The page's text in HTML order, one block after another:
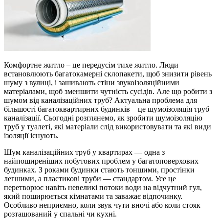
Комфортне житло – це передусім тихе житло. Люди
встановлюють багатокамерні склопакети, щоб знизити рівень
шуму з вулиці, і зашивають стіни звукоізоляційними
матеріалами, щоб зменшити чутність сусідів. Але що робити з
шумом від каналізаційних труб? Актуальна проблема для
більшості багатоквартирних будинків – це шумоізоляція труб
каналізації. Сьогодні розглянемо, як зробити шумоізоляцію
труб у туалеті, які матеріали слід використовувати та які види
ізоляції існують.
Шум каналізаційних труб у квартирах — одна з
найпоширеніших побутових проблем у багатоповерхових
будинках. З роками будинки стають тоншими, простінки
легшими, а пластикові труби — стандартом. Усе це
перетворює навіть невеликі потоки води на відчутний гул,
який поширюється кімнатами та заважає відпочинку.
Особливо неприємно, коли звук чути вночі або коли стояк
розташований у спальні чи кухні.